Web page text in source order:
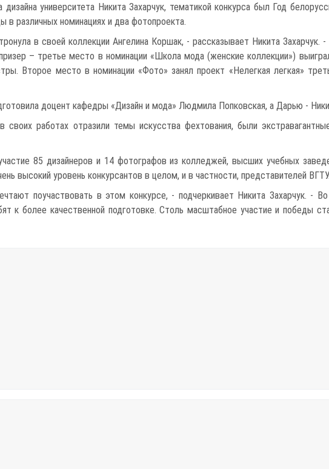
университета Никита Захарчук, тематикой конкурса был Год
различных номинациях и два фотопроекта.
в своей коллекции Ангелина Коршак, - рассказывает Никита
– третье место в номинации «Школа мода (женские коллекции»)
Второе место в номинации «Фото» занял проект «Нелегкая легкая»
доцент кафедры «Дизайн и мода» Людмила Попковская, а Дарью -
своих работах отразили темы искусства фехтования, были
85 дизайнеров и 14 фотографов из колледжей, высших учебных
высокий уровень конкурсантов в целом, и в частности, представителей ВГТУ.
поучаствовать в этом конкурсе, - подчеркивает Никита Захарчук. -
к более качественной подготовке. Столь масштабное участие и победы